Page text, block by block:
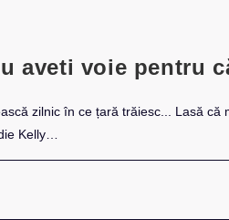
aveti voie pentru
zilnic în ce țară trăiesc... Lasă
Kelly…